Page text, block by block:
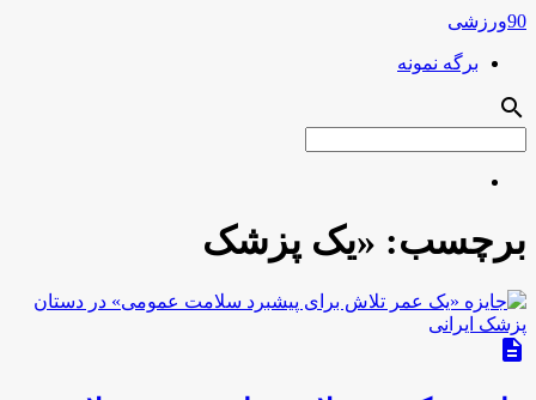
90ورزشی
برگه نمونه
search
برچسب: «یک پزشک
description